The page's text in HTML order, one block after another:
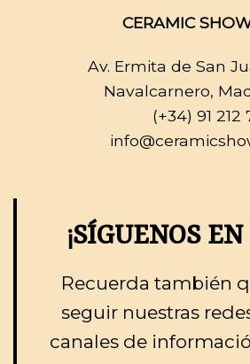
CERAMIC
Av. Ermita de San
Navalcarnero,
(+34) 91 212
¡SÍGUENOS
Recuerda también
seguir nuestras
canales de